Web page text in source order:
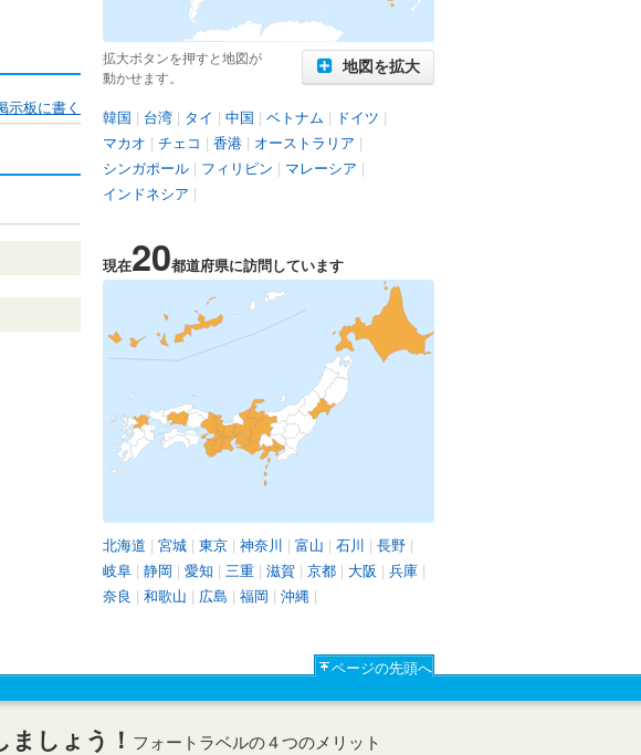
示板に書く
拡大ボタンを押すと地図が
動かせます。
地図を拡大
韓国 | 台湾 | タイ | 中国 | ベトナム | ドイツ |
マカオ | チェコ | 香港 | オーストラリア |
シンガポール | フィリピン | マレーシア |
インドネシア |
現在20都道府県に訪問しています
北海道 | 宮城 | 東京 | 神奈川 | 富山 | 石川 | 長野 |
岐阜 | 静岡 | 愛知 | 三重 | 滋賀 | 京都 | 大阪 | 兵庫 |
奈良 | 和歌山 | 広島 | 福岡 | 沖縄 |
ページの先頭へ
しょう！ フォートラベルの４つのメリット